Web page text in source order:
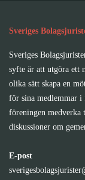
Sveriges
Sveriges
syfte är att utgöra ett
olika sätt skapa en
för sina medlemmar i
föreningen medverka
diskussioner om
E-post